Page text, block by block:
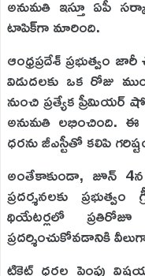
అనుమతి ఇస్తూ ఏపీ
టాపిక్‌గా మారింది.
ఆంధ్రప్రదేశ్ ప్రభుత్వం
విడుదలకు ఒక రోజు
నుంచి ప్రత్యేక ప్రీమియర్
అనుమతి లభించింది.
ధరను జీఎస్టీతో కలిపి
అంతేకాకుండా, జూన్
ప్రదర్శనలకు
థియేటర్లలో
ప్రదర్శించుకోవడానికి
టికెట్ ధరల పెంపు